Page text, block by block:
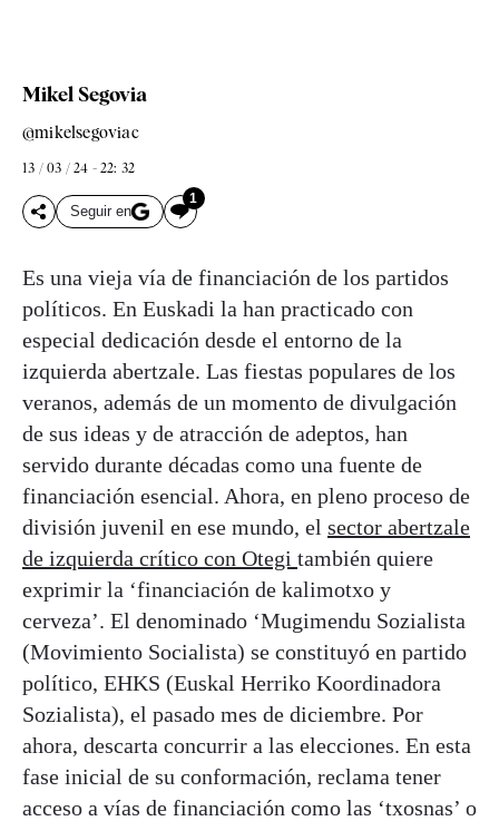
Mikel Segovia
@mikelsegoviac
13 / 03 / 24 - 22: 32
Seguir en
1
Es una vieja vía de financiación de los partidos
políticos. En Euskadi la han practicado con
especial dedicación desde el entorno de la
izquierda abertzale. Las fiestas populares de los
veranos, además de un momento de divulgación
de sus ideas y de atracción de adeptos, han
servido durante décadas como una fuente de
financiación esencial. Ahora, en pleno proceso de
división juvenil en ese mundo, el sector abertzale
de izquierda crítico con Otegi también quiere
exprimir la ‘financiación de kalimotxo y
cerveza’. El denominado ‘Mugimendu Sozialista
(Movimiento Socialista) se constituyó en partido
político, EHKS (Euskal Herriko Koordinadora
Sozialista), el pasado mes de diciembre. Por
ahora, descarta concurrir a las elecciones. En esta
fase inicial de su conformación, reclama tener
acceso a vías de financiación como las ‘txosnas’ o